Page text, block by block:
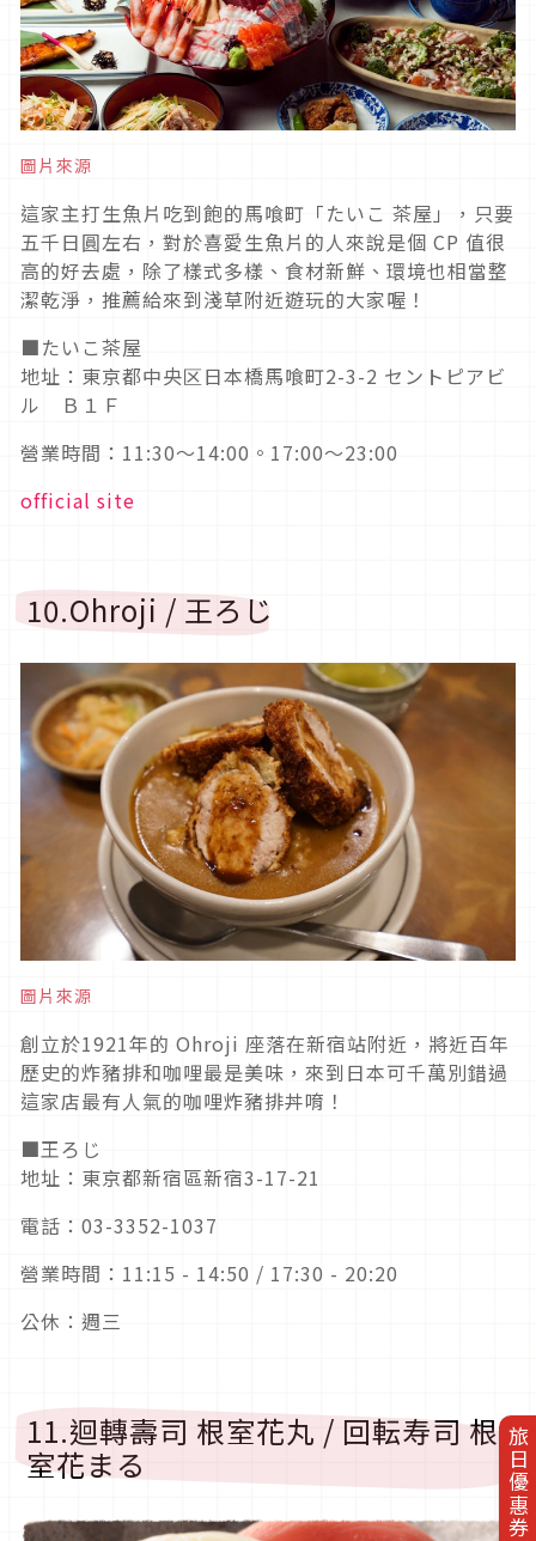
旅日優惠券
圖片來源
這家主打生魚片吃到飽的馬喰町「たいこ 茶屋」，只要
五千日圓左右，對於喜愛生魚片的人來說是個 CP 值很
高的好去處，除了樣式多樣、食材新鮮、環境也相當整
潔乾淨，推薦給來到淺草附近遊玩的大家喔！
■たいこ茶屋
地址：東京都中央区日本橋馬喰町2-3-2 セントピアビ
ル Ｂ１Ｆ
營業時間：11:30～14:00。17:00～23:00
official site
10.Ohroji / 王ろじ
圖片來源
創立於1921年的 Ohroji 座落在新宿站附近，將近百年
歷史的炸豬排和咖哩最是美味，來到日本可千萬別錯過
這家店最有人氣的咖哩炸豬排丼唷！
■王ろじ
地址：東京都新宿區新宿3-17-21
電話：03-3352-1037
營業時間：11:15 - 14:50 / 17:30 - 20:20
公休：週三
11.迴轉壽司 根室花丸 / 回転寿司 根
室花まる